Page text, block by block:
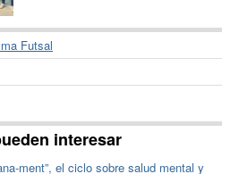
Futsal
interesar
el ciclo sobre salud mental y